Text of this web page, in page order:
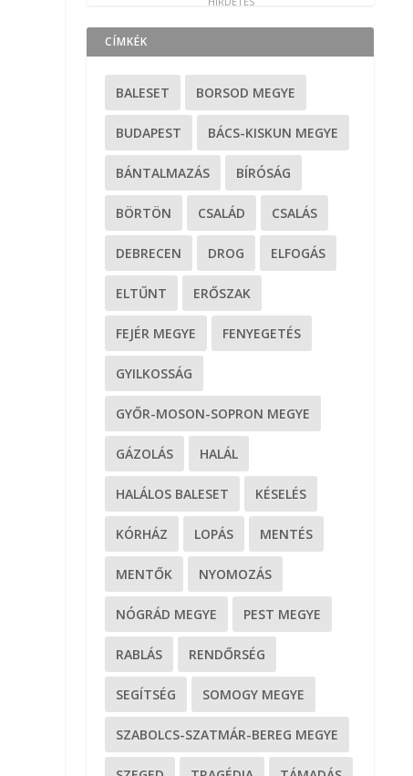
CÍMKÉK
BALESET BORSOD MEGYE
BUDAPEST BÁCS-KISKUN MEGYE
BÁNTALMAZÁS BÍRÓSÁG
BÖRTÖN CSALÁD CSALÁS
DEBRECEN DROG ELFOGÁS
ELTŰNT ERŐSZAK
FEJÉR MEGYE FENYEGETÉS
GYILKOSSÁG
GYŐR-MOSON-SOPRON MEGYE
GÁZOLÁS HALÁL
HALÁLOS BALESET KÉSELÉS
KÓRHÁZ LOPÁS MENTÉS
MENTŐK NYOMOZÁS
NÓGRÁD MEGYE PEST MEGYE
RABLÁS RENDŐRSÉG
SEGÍTSÉG SOMOGY MEGYE
SZABOLCS-SZATMÁR-BEREG MEGYE